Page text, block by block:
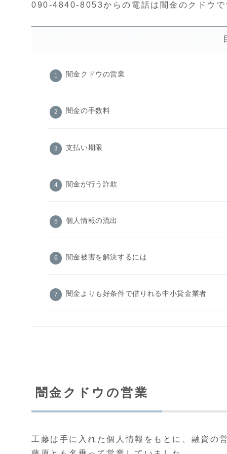
090-4840-8053からの電話は闇金のクドウで
闇金クドウの営業
闇金の手数料
支払い期限
闇金が行う詐欺
個人情報の流出
闇金被害を解決するには
闇金よりも好条件で借りれる中小貸金業者
闇金クドウの営業
工藤は手に入れた個人情報をもとに、融資の